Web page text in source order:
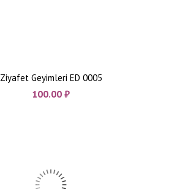
Ziyafet Geyimleri ED 0005
100.00 ₼